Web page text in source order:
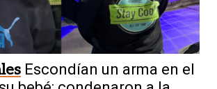
Escondían un arma en el